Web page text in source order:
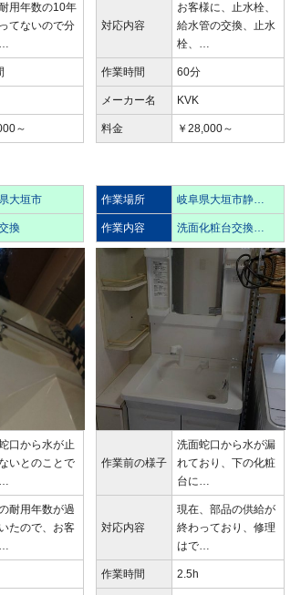
用年数の10年
てないので分
～
対応内容
お客様に、止水栓、
給水管の交換、止水
栓、…
作業時間 60分
メーカー名 KVK
料金 ￥28,000～
大垣市
換
口から水が止
いとのことで
耐用年数が過
たので、お客
作業場所 岐阜県大垣市静…
作業内容 洗面化粧台交換…
作業前の様子
洗面蛇口から水が漏
れており、下の化粧
台に…
対応内容
現在、部品の供給が
終わっており、修理
はで…
作業時間 2.5h